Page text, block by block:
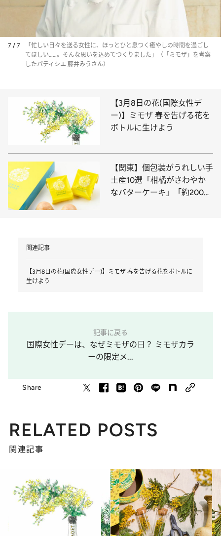
7 / 7
「忙しい日々を送る女性に、ほっとひと息つく癒やしの時間を過ごし
てほしい……。そんな思いを込めてつくりました」（「ミモザ」を考案
したパティシエ 藤井みうさん）
【3月8日の花(国際女性デ
ー)】ミモザ 春を告げる花を
ボトルに生けよう
【関東】個包装がうれしい手
土産10選「柑橘がさわやか
なバターケーキ」「約200年
関連記事
【3月8日の花(国際女性デー)】ミモザ 春を告げる花をボトルに
生けよう
記事に戻る
国際女性デーは、なぜミモザの日？ ミモザカラ
ーの限定メ...
Share
RELATED POSTS
関連記事